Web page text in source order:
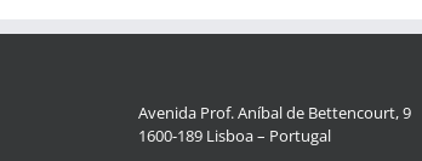
Avenida Prof. Aníbal de Bettencourt, 9
1600-189 Lisboa – Portugal